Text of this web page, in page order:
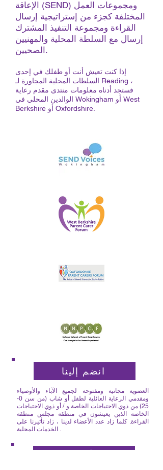
الإعاقة (SEND) ومجموعات العمل
المختلفة كجزء من إستراتيجية إرسال
القراءة ومجموعة التنفيذ المشترك
إرسال مع السلطة المحلية والمهنيين
الصحيين.
إذا كنت تعيش أنت أو طفلك في إحدى
السلطات المحلية المجاورة لـ Reading ،
فستجد أدناه معلومات منتدى مقدم رعاية
الوالدين المحلي في Wokingham أو West
Berkshire أو Oxfordshire.
انضم إلينا
العضوية مجانية ومفتوحة لجميع الآباء والأوصياء
ومقدمي الرعاية العائلية لطفل أو شاب (من سن 0-
25) من ذوي الاحتياجات الخاصة و / أو ذوي الاحتياجات
الخاصة الذين يعيشون في منطقة مجلس منطقة
القراءة. كلما زاد عدد الأعضاء لدينا ، زاد تأثيرنا على
الخدمات المحلية .